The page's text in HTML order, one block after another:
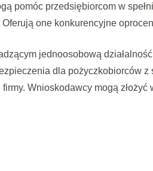
pomóc przedsiębiorcom w
one konkurencyjne
jednoosobową
dla pożyczkobiorców z
Wnioskodawcy mogą